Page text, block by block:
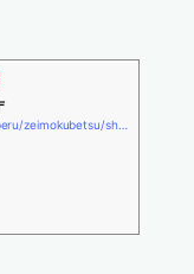
https://www.nta.go.jp/taxes/shiraberu/zeimokubetsu/shohi/keigenzeiritsu/invoice_about.htm